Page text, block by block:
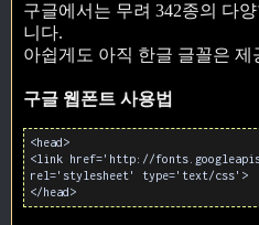
구글에서는 무려 342종의 다
니다.
아쉽게도 아직 한글 글꼴은 제
구글 웹폰트 사용법
<head>
<link href='http://
rel='stylesheet' type='text/css'>
</head>